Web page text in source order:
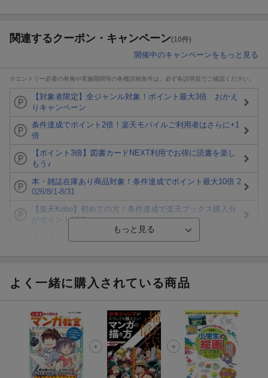
関連するクーポン・キャンペーン(10件)
開催中のキャンペーンをもっと見る
※エントリー必要の有無や実施期間等の各種詳細条件は、必ず各説明頁でご確認ください。
【対象者限定】全ジャンル対象！ポイント最大3倍 おかえ
りキャンペーン
条件達成でポイント2倍！楽天モバイルご利用者はさらに+1
倍
【ポイント3倍】図書カードNEXT利用でお得に読書を楽し
もう♪
本・雑誌在庫あり商品対象！条件達成でポイント最大10倍 2
026/8/1-8/31
【楽天Kobo】初めての方！条件達成で楽天ブックス購入分
がポイント20倍
ト山分け
エントリー＆3,000円以上購入で無料データSIM（3GB/月プ
ラン）が当たる！
楽天モバイル紹介キャンペーンの拡散で300円OFFクーポン
進呈
よく一緒に購入されている商品